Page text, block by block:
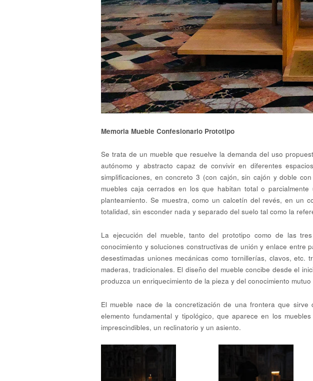
Memoria Mueble Confesionario Prototipo
Se trata de un mueble que resuelve la demanda del uso
autónomo y abstracto capaz de convivir en diferentes
simplificaciones, en concreto 3 (con cajón, sin cajón y doble
muebles caja cerrados en los que habitan total o
planteamiento. Se muestra, como un calcetín del revés, en un
totalidad, sin esconder nada y separado del suelo tal como la
La ejecución del mueble, tanto del prototipo como de las
conocimiento y soluciones constructivas de unión y enlace entre
desestimadas uniones mecánicas como tornillerías, clavos,
maderas, tradicionales. El diseño del mueble concibe desde el
produzca un enriquecimiento de la pieza y del conocimiento
El mueble nace de la concretización de una frontera que
elemento fundamental y tipológico, que aparece en los
imprescindibles, un reclinatorio y un asiento.